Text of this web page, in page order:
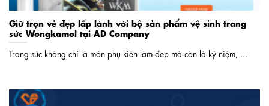
Giữ trọn vẻ đẹp lấp lánh với bộ sản phẩm vệ sinh trang
sức Wongkamol tại AD Company
Trang sức không chỉ là món phụ kiện làm đẹp mà còn là kỷ niệm, ...